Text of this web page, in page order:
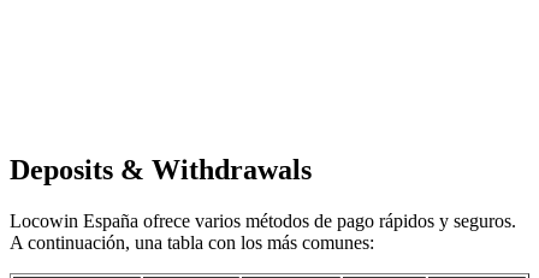
Deposits & Withdrawals
Locowin España ofrece varios métodos de pago rápidos y seguros.
A continuación, una tabla con los más comunes: